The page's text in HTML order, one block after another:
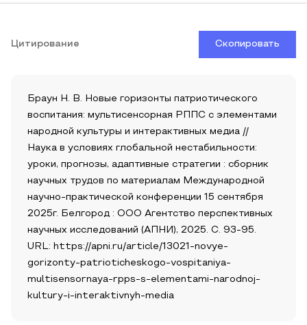
Цитирование Скопировать
Браун Н. В. Новые горизонты патриотического
воспитания: мультисенсорная РППС с элементами
народной культуры и интерактивных медиа //
Наука в условиях глобальной нестабильности:
уроки, прогнозы, адаптивные стратегии : сборник
научных трудов по материалам Международной
научно-практической конференции 15 сентября
2025г. Белгород : ООО Агентство перспективных
научных исследований (АПНИ), 2025. С. 93-95.
URL: https://apni.ru/article/13021-novye-
gorizonty-patrioticheskogo-vospitaniya-
multisensornaya-rpps-s-elementami-narodnoj-
kultury-i-interaktivnyh-media